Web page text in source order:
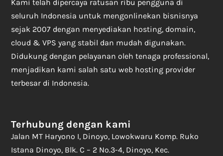
Kami telah dipercaya ratusan ribu pengguna di
seluruh Indonesia untuk mengonlinekan bisnisnya
sejak 2007 dengan menyediakan hosting, domain,
cloud & VPS yang stabil dan mudah digunakan.
Didukung dengan pelayanan oleh tenaga professional,
menjadikan kami salah satu web hosting provider
terbesar di Indonesia.
Terhubung dengan kami
Jalan MT Haryono I, Dinoyo, Lowokwaru Komp. Ruko
Istana Dinoyo, Blk. C – 2 No.3-4, Dinoyo, Kec.